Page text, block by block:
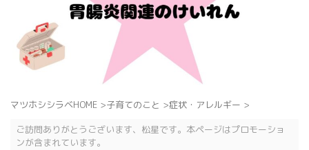
マツホシシラベHOME >子育てのこと >症状・アレルギー >
ご訪問ありがとうございます、松星です。本ページはプロモーショ
ンが含まれています。